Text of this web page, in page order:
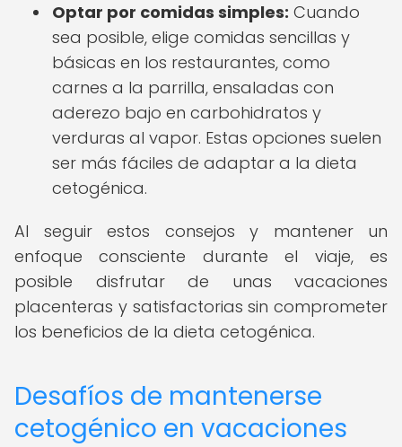
Optar por comidas simples: Cuando
sea posible, elige comidas sencillas y
básicas en los restaurantes, como
carnes a la parrilla, ensaladas con
aderezo bajo en carbohidratos y
verduras al vapor. Estas opciones suelen
ser más fáciles de adaptar a la dieta
cetogénica.
Al seguir estos consejos y mantener un
enfoque consciente durante el viaje, es
posible disfrutar de unas vacaciones
placenteras y satisfactorias sin comprometer
los beneficios de la dieta cetogénica.
Desafíos de mantenerse
cetogénico en vacaciones